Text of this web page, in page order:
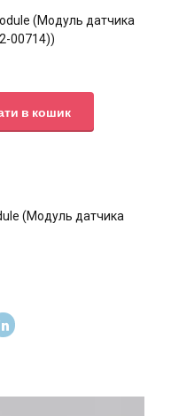
(Модуль датчика
00714))
в кошик
(Модуль датчика